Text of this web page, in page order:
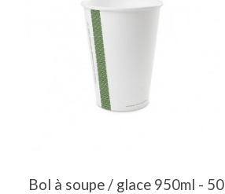
Bol à soupe / glace 950ml -